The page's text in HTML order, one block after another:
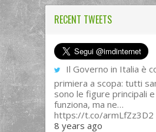
RECENT TWEETS
Il Governo in Italia è
primiera a scopa: tutti
sono le figure principali
funziona, ma ne…
https://t.co/armLfZz3D2
8 years ago